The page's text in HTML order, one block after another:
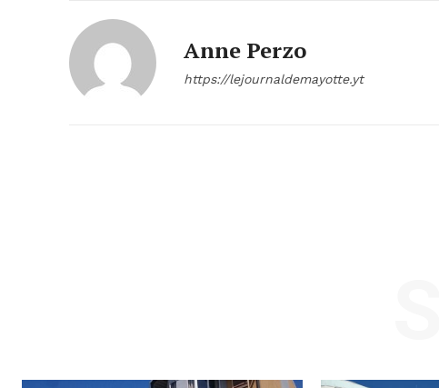
Anne Perzo
https://lejournaldemayotte.yt